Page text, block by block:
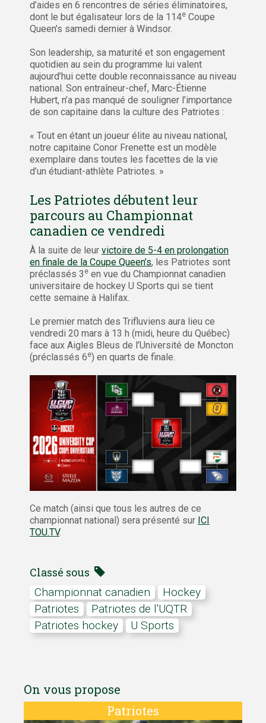
d’aides en 6 rencontres de séries éliminatoires,
dont le but égalisateur lors de la 114e Coupe
Queen’s samedi dernier à Windsor.
Son leadership, sa maturité et son engagement
quotidien au sein du programme lui valent
aujourd’hui cette double reconnaissance au niveau
national. Son entraîneur-chef, Marc-Étienne
Hubert, n’a pas manqué de souligner l’importance
de son capitaine dans la culture des Patriotes :
« Tout en étant un joueur élite au niveau national,
notre capitaine Conor Frenette est un modèle
exemplaire dans toutes les facettes de la vie
d’un étudiant-athlète Patriotes. »
Les Patriotes débutent leur
parcours au Championnat
canadien ce vendredi
À la suite de leur victoire de 5-4 en prolongation
en finale de la Coupe Queen’s, les Patriotes sont
préclassés 3 e en vue du Championnat canadien
universitaire de hockey U Sports qui se tient
cette semaine à Halifax.
Le premier match des Trifluviens aura lieu ce
vendredi 20 mars à 13 h (midi, heure du Québec)
face aux Aigles Bleus de l’Université de Moncton
(préclassés 6e) en quarts de finale.
Ce match (ainsi que tous les autres de ce
championnat national) sera présenté sur ICI
TOU.TV.
Classé sous
Championnat canadien
hockey
Patriotes
Patriotes de l'UQTR
Patriotes hockey
U Sports
On vous propose
Patriotes